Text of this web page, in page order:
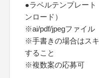
●ラベルテンプレー
ンロード）
※ai/pdf/jpegファイル
※手書きの場合はス
すること
※複数案の応募可